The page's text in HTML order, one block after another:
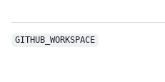
GITHUB_WORKSPACE